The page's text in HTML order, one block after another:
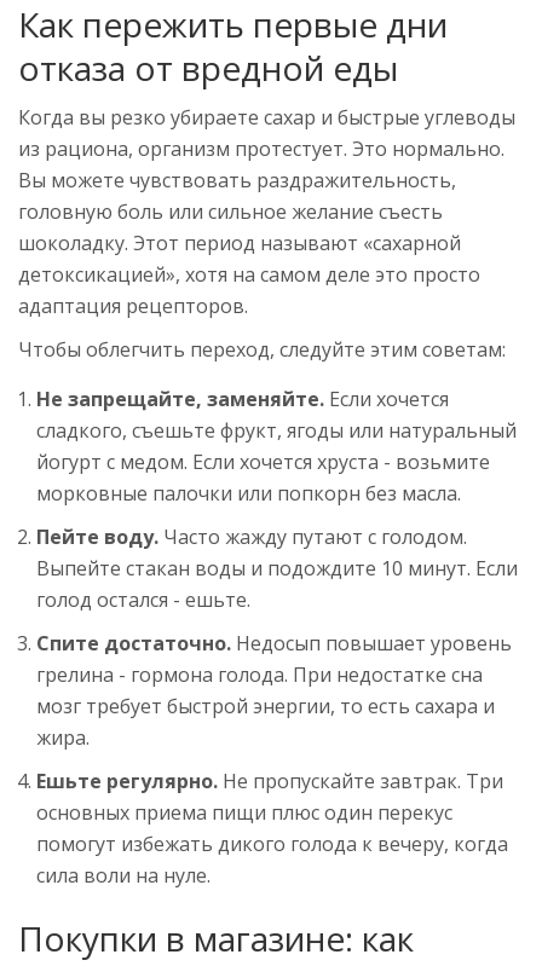
Как пережить первые дни
отказа от вредной еды
Когда вы резко убираете сахар и быстрые углеводы
из рациона, организм протестует. Это нормально.
Вы можете чувствовать раздражительность,
головную боль или сильное желание съесть
шоколадку. Этот период называют «сахарной
детоксикацией», хотя на самом деле это просто
адаптация рецепторов.
Чтобы облегчить переход, следуйте этим советам:
Не запрещайте, заменяйте. Если хочется
сладкого, съешьте фрукт, ягоды или натуральный
йогурт с медом. Если хочется хруста - возьмите
морковные палочки или попкорн без масла.
Пейте воду. Часто жажду путают с голодом.
Выпейте стакан воды и подождите 10 минут. Если
голод остался - ешьте.
Спите достаточно. Недосып повышает уровень
грелина - гормона голода. При недостатке сна
мозг требует быстрой энергии, то есть сахара и
жира.
Ешьте регулярно. Не пропускайте завтрак. Три
основных приема пищи плюс один перекус
помогут избежать дикого голода к вечеру, когда
сила воли на нуле.
Покупки в магазине: как